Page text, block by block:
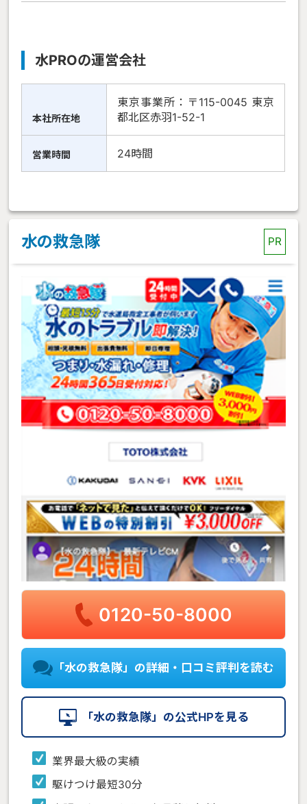
水PROの運営会社
本社所在地
東京事業所：〒115-0045 東京
都北区赤羽1-52-1
営業時間 24時間
水の救急隊 PR
0120-50-8000
「水の救急隊」の詳細・口コミ評判を読む
「水の救急隊」の公式HPを見る
業界最大級の実績
駆けつけ最短30分